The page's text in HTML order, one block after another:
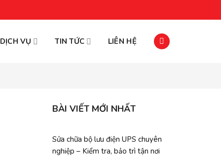
DỊCH VỤ TIN TỨC LIÊN HỆ
BÀI VIẾT MỚI NHẤT
Sửa chữa bộ lưu điện UPS chuyên
nghiệp – Kiểm tra, bảo trì tận nơi